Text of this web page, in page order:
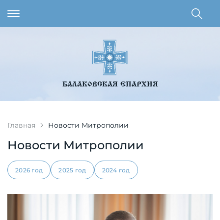
БАЛАКОВСКАЯ ЕПАРХИЯ
Главная Новости Митрополии
Новости Митрополии
2026 год 2025 год 2024 год